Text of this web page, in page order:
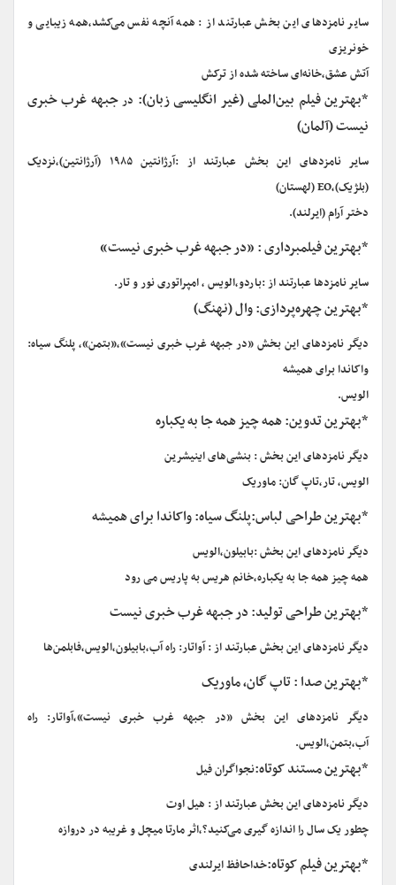
سایر نامزدهای این بخش عبارتند از : همه آنچه نفس می‌کشد،همه زیبایی و
خونریزی
آتش عشق،خانه‌ای ساخته شده از ترکش
*بهترین فیلم بین‌الملی (غیر انگلیسی زبان): درجبهه غرب خبری
نیست (آلمان)
سایر نامزدهای این بخش عبارتند از :آرژانتین ۱۹۸۵ (آرژانتین)،نزدیک
(بلژیک)،EO (لهستان)
دختر آرام (ایرلند).
*بهترین فیلمبرداری : «در جبهه غرب خبری نیست»
سایر نامزدها عبارتند از :باردو،الویس ، امپراتوری نور و تار.
*بهترین چهره‌پردازی: وال (نهنگ)
دیگر نامزدهای این بخش «در جبهه غرب خبری نیست»،«بتمن»، پلنگ سیاه:
واکاندا برای همیشه
الویس.
*بهترین تدوین: همه چیز همه جا به یکباره
دیگر نامزدهای این بخش : بنشی‌های اینیشرین
الویس، تار،تاپ گان: ماوریک
*بهترین طراحی لباس:پلنگ سیاه: واکاندا برای همیشه
دیگر نامزدهای این بخش :بابیلون،الویس
همه چیز همه جا به یکباره،خانم هریس به پاریس می رود
*بهترین طراحی تولید: در جبهه غرب خبری نیست
دیگر نامزدهای این بخش عبارتند از : آواتار: راه آب،بابیلون،الویس،فابلمن‌ها
*بهترین صدا : تاپ گان، ماوریک
دیگر نامزدهای این بخش «در جبهه غرب خبری نیست»,آواتار: راه
آب،بتمن،الویس.
*بهترین مستند کوتاه:نجواگران فیل
دیگر نامزدهای این بخش عبارتند از : هیل اوت
چطور یک سال را اندازه گیری می‌کنید؟،اثر مارتا میچل و غریبه در دروازه
*بهترین فیلم کوتاه:خداحافظ ایرلندی